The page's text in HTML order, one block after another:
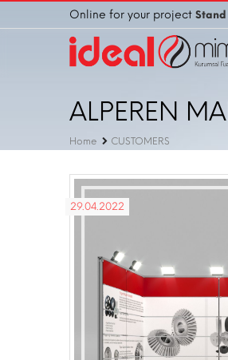
Online for your project Stand
ALPEREN
Home CUSTOMERS
29.04.2022